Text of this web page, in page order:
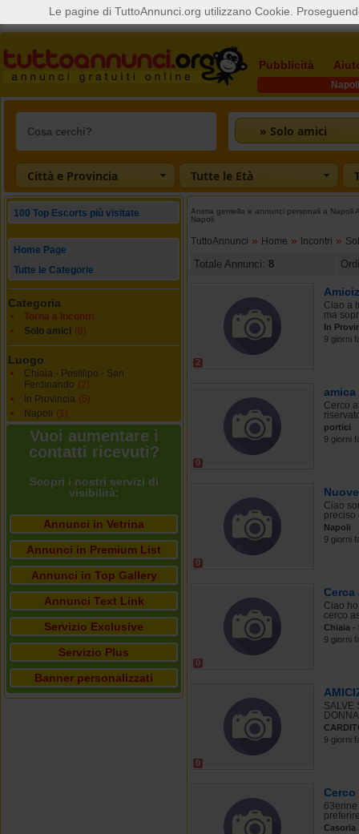
Pubblicità
Napoli
» Solo amici
Città e Provincia Tutte le Età
100 Top Escorts più visitate
Home Page
Tutte le Categorie
Categoria
Torna a Incontri
Solo amici (8)
Luogo
Chiaia - Posillipo - San
Ferdinando (2)
In Provincia (5)
Napoli (1)
Vuoi aumentare i
contatti ricevuti?
Scopri i nostri servizi di
visibilità:
Annunci in Vetrina
Annunci in Premium List
Annunci in Top Gallery
Annunci Text Link
Servizio Exclusive
Servizio Plus
Banner personalizzati
Anima gemella e annunci personali a Napoli
Napoli
TuttoAnnunci » Home » Incontri »
Totale Annunci: 8
2
Ciao a
ma
In
9 giorni
0
amica
Cerco
portici
9 giorni
0
Ciao
preciso
Napoli
9 giorni
0
Cerca
Ciao
cerco
Chiaia -
9 giorni
0
SALVE
9 giorni
Cerco
Casoria
Le pagine di TuttoAnnunci.org utilizzano Cookie.